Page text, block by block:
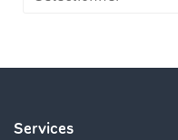
Services